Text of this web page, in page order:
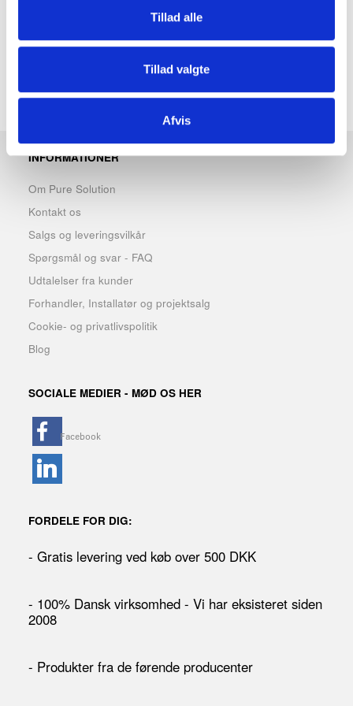
Tillad alle
Tillad valgte
Afvis
Højde 230 mm x bredde 215 mm x dybde 120 mm
Slagfast ABS plast - Sort
INFORMATIONER
Om Pure Solution
Kontakt os
Salgs og leveringsvilkår
Spørgsmål og svar - FAQ
Udtalelser fra kunder
Forhandler, Installatør og projektsalg
Cookie- og privatlivspolitik
Blog
SOCIALE MEDIER - MØD OS HER
FORDELE FOR DIG:
- Gratis levering ved køb over 500 DKK
- 100% Dansk virksomhed - Vi har eksisteret siden
2008
- Produkter fra de førende producenter